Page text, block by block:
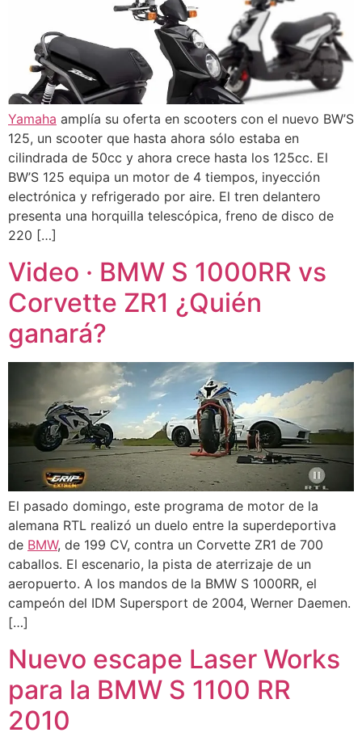
Yamaha amplía su oferta en scooters con el nuevo BW’S
125, un scooter que hasta ahora sólo estaba en
cilindrada de 50cc y ahora crece hasta los 125cc. El
BW’S 125 equipa un motor de 4 tiempos, inyección
electrónica y refrigerado por aire. El tren delantero
presenta una horquilla telescópica, freno de disco de
220 […]
Video · BMW S 1000RR vs
Corvette ZR1 ¿Quién
ganará?
El pasado domingo, este programa de motor de la
alemana RTL realizó un duelo entre la superdeportiva
de BMW, de 199 CV, contra un Corvette ZR1 de 700
caballos. El escenario, la pista de aterrizaje de un
aeropuerto. A los mandos de la BMW S 1000RR, el
campeón del IDM Supersport de 2004, Werner Daemen.
[…]
Nuevo escape Laser Works
para la BMW S 1100 RR
2010